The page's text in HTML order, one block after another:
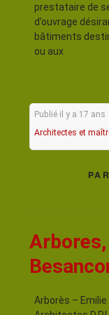
prestataire de
d’ouvrage
bâtiments
ou aux
Publié il y a 17 ans
Architectes et
Arborès –